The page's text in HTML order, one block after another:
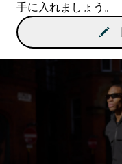
手に入れましょう。